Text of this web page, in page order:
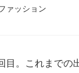
ァッション
。これまでの